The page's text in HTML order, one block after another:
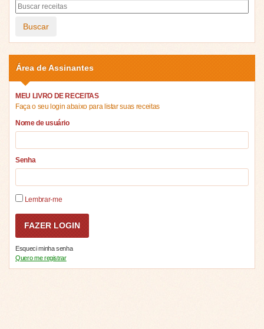
Buscar
Área de Assinantes
MEU LIVRO DE RECEITAS
Faça o seu login abaixo para listar suas receitas
Nome de usuário
Senha
Lembrar-me
Esqueci minha senha
Quero me registrar